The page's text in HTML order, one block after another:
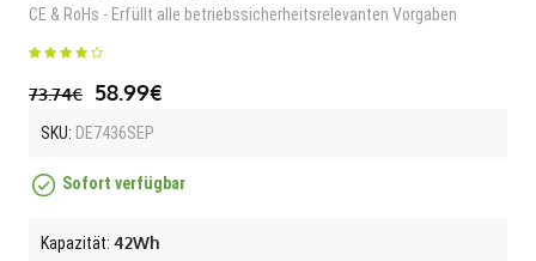
CE & RoHs - Erfüllt alle betriebssicherheitsrelevanten Vorgaben
73.74€ 58.99€
SKU: DE7436SEP
Sofort verfügbar
Kapazität: 42Wh